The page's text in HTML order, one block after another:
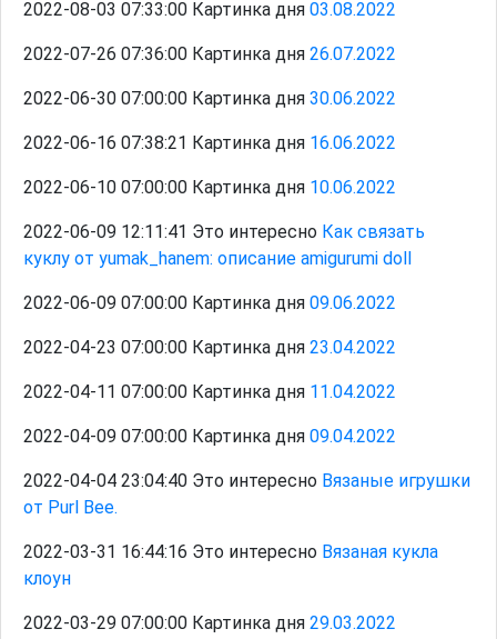
2022-08-03 07:33:00 Картинка дня 03.08.2022
2022-07-26 07:36:00 Картинка дня 26.07.2022
2022-06-30 07:00:00 Картинка дня 30.06.2022
2022-06-16 07:38:21 Картинка дня 16.06.2022
2022-06-10 07:00:00 Картинка дня 10.06.2022
2022-06-09 12:11:41 Это интересно Как связать
куклу от yumak_hanem: описание amigurumi doll
2022-06-09 07:00:00 Картинка дня 09.06.2022
2022-04-23 07:00:00 Картинка дня 23.04.2022
2022-04-11 07:00:00 Картинка дня 11.04.2022
2022-04-09 07:00:00 Картинка дня 09.04.2022
2022-04-04 23:04:40 Это интересно Вязаные игрушки
от Purl Bee.
2022-03-31 16:44:16 Это интересно Вязаная кукла
клоун
2022-03-29 07:00:00 Картинка дня 29.03.2022